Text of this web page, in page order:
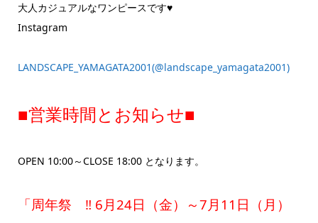
大人カジュアルなワンピースです♥
Instagram
LANDSCAPE_YAMAGATA2001(@landscape_yamagata2001)
■営業時間とお知らせ■
OPEN 10:00～CLOSE 18:00 となります。
「周年祭 ‼ 6月24日（金）～7月11日（月）